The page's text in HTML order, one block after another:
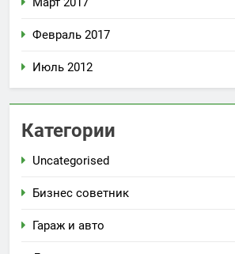
Февраль 2017
Июль 2012
Категории
Uncategorised
Бизнес советник
Гараж и авто